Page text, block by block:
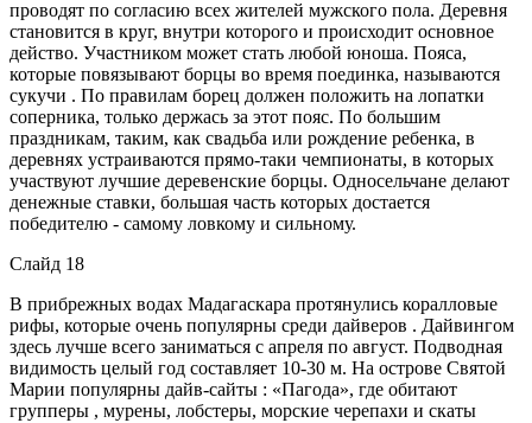
проводят по согласию всех жителей мужского пола. Деревня
становится в круг, внутри которого и происходит основное
действо. Участником может стать любой юноша. Пояса,
которые повязывают борцы во время поединка, называются
сукучи . По правилам борец должен положить на лопатки
соперника, только держась за этот пояс. По большим
праздникам, таким, как свадьба или рождение ребенка, в
деревнях устраиваются прямо-таки чемпионаты, в которых
участвуют лучшие деревенские борцы. Односельчане делают
денежные ставки, большая часть которых достается
победителю - самому ловкому и сильному.
Слайд 18
В прибрежных водах Мадагаскара протянулись коралловые
рифы, которые очень популярны среди дайверов . Дайвингом
здесь лучше всего заниматься с апреля по август. Подводная
видимость целый год составляет 10-30 м. На острове Святой
Марии популярны дайв-сайты : «Пагода», где обитают
групперы , мурены, лобстеры, морские черепахи и скаты